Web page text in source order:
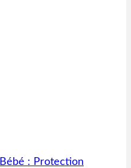
: Protection